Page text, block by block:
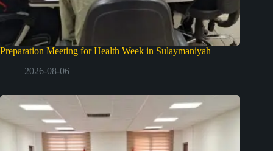
Preparation Meeting for Health Week in Sulaymaniyah
2026-08-06